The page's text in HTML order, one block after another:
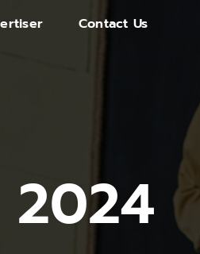
Contact Us